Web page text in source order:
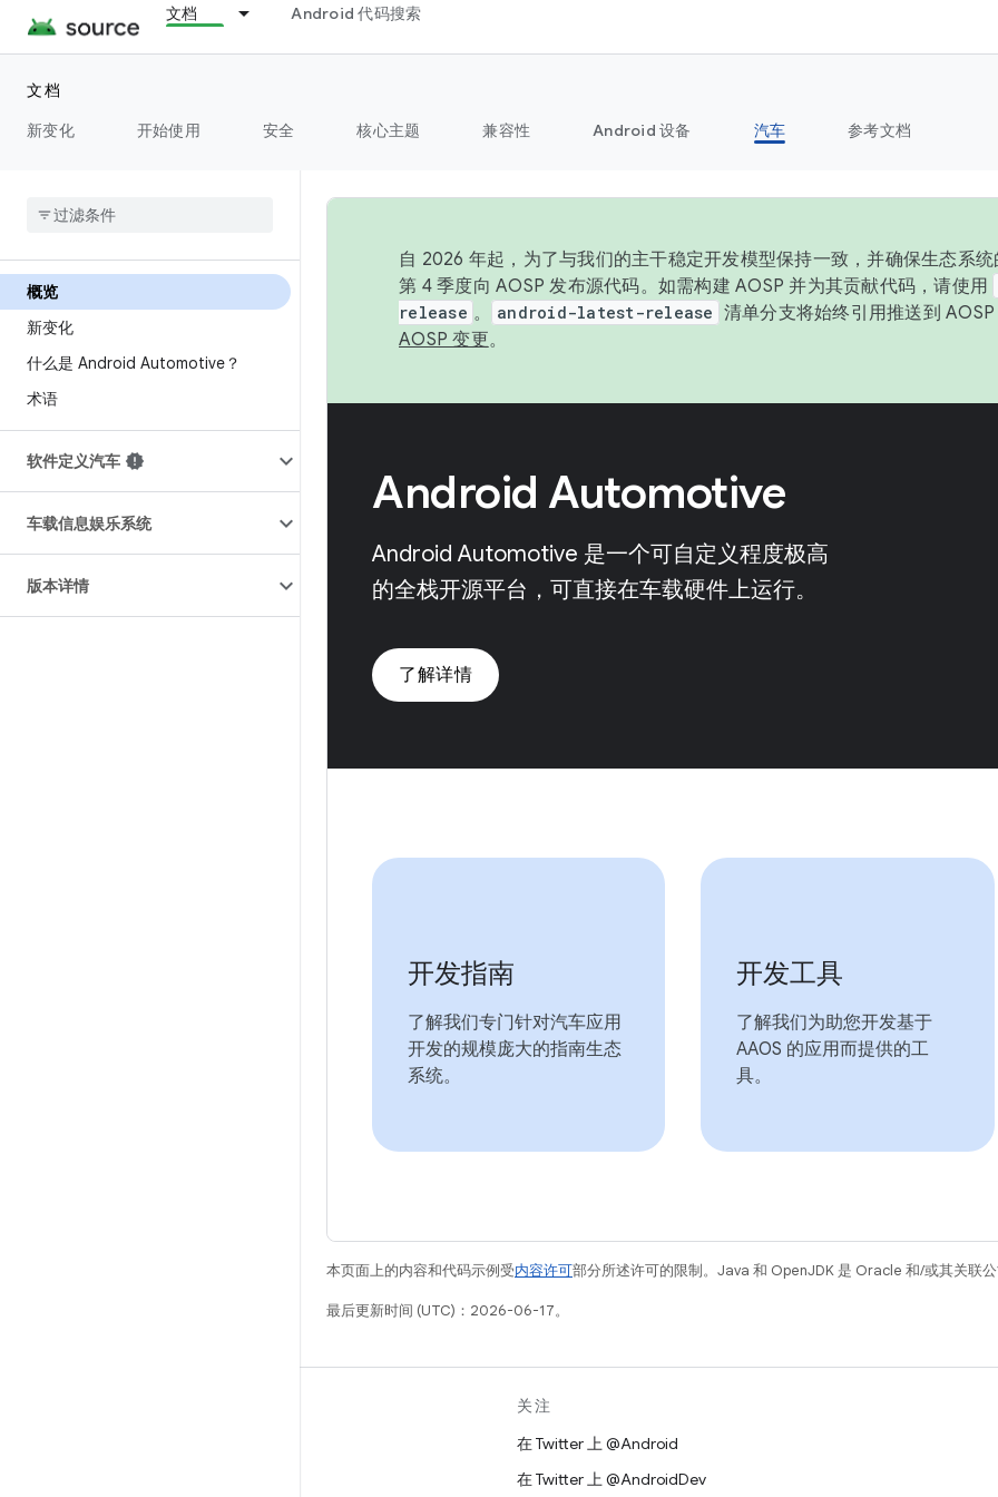
文档 Android 代码搜索
文档
新变化
开始使用 安全 核心主题 兼容性 Android 设备 汽车 参考文档
概览
新变化
什么是 Android Automotive？
术语
软件定义汽车
车载信息娱乐系统
版本详情
自 2026 年起，为了与我们的主干稳定开发模型保持一致，并确保生态系
第 4 季度向 AOSP 发布源代码。如需构建 AOSP 并为其贡献代码，请使用
release 。 android-latest-release 清单分支将始终引用推送到
AOSP 变更。
Android Automotive
Android Automotive 是一个可自定义程度极高
的全栈开源平台，可直接在车载硬件上运行。
了解详情
开发指南
了解我们专门针对汽车应用
开发的规模庞大的指南生态
系统。
开发工具
了解我们为助您开发基于
AAOS 的应用而提供的工
具。
本页面上的内容和代码示例受内容许可部分所述许可的限制。Java 和 OpenJDK 是 Oracle 和/或其关联
最后更新时间 (UTC)：2026-06-17。
关注
在 Twitter 上 @Android
在 Twitter 上 @AndroidDev